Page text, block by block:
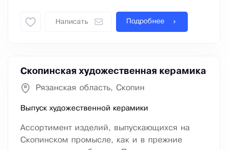
Написать Подробнее
Скопинская художественная керамика
Рязанская область, Скопин
Выпуск художественной керамики
Ассортимент изделий, выпускающихся на
Скопинском промысле, как и в прежние